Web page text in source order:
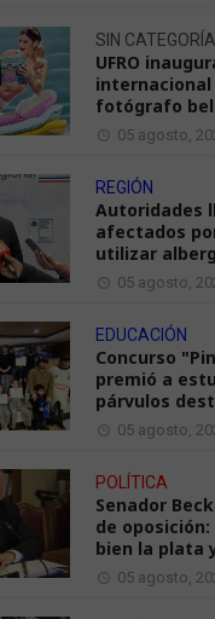
SIN CATEGORÍA
UFRO
internacional
fotógrafo
05 agosto,
REGIÓN
Autoridades
afectados
utilizar
05 agosto,
EDUCACIÓN
Concurso
premió a
párvulos
05 agosto,
POLÍTICA
Senador
de
bien la plata
05 agosto,